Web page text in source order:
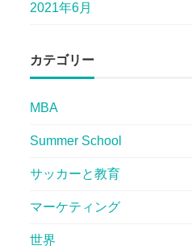
2021年6月
カテゴリー
MBA
Summer School
サッカーと教育
マーケティング
世界